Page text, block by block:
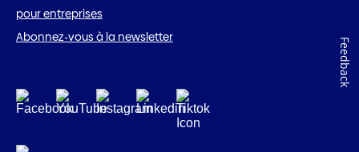
pour entreprises
Abonnez-vous à la newsletter
Feedback